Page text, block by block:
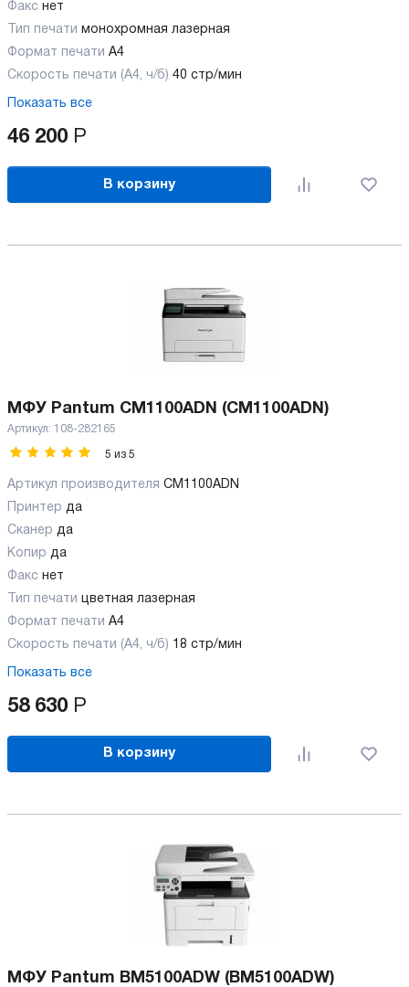
Факс нет
Тип печати монохромная лазерная
Формат печати A4
Скорость печати (А4, ч/б) 40 стр/мин
Показать все
46 200 Р
В корзину
МФУ Pantum CM1100ADN (CM1100ADN)
Артикул: 108-282165
5 из 5
Артикул производителя CM1100ADN
Принтер да
Сканер да
Копир да
Факс нет
Тип печати цветная лазерная
Формат печати A4
Скорость печати (А4, ч/б) 18 стр/мин
Показать все
58 630 Р
В корзину
МФУ Pantum BM5100ADW (BM5100ADW)